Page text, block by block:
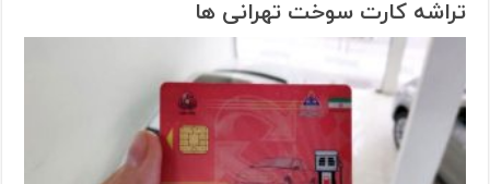
تراشه کارت سوخت تهرانی ها